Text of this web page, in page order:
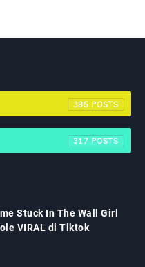
385
317
Stuck In The Wall Girl
VIRAL di Tiktok